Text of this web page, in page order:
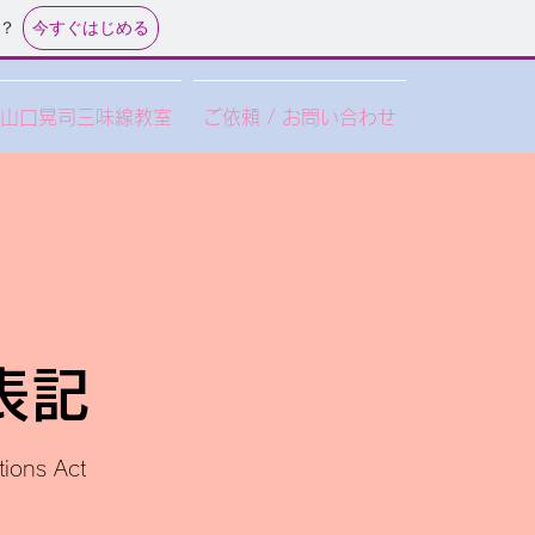
今すぐはじめる
山口晃司三味線教室 ご依頼 / お問い合わせ
記
Act